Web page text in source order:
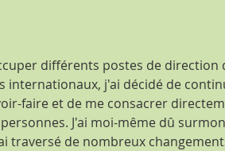
différents postes de direction
internationaux, j'ai décidé de
faire et de me consacrer
J'ai moi-même dû
traversé de nombreux